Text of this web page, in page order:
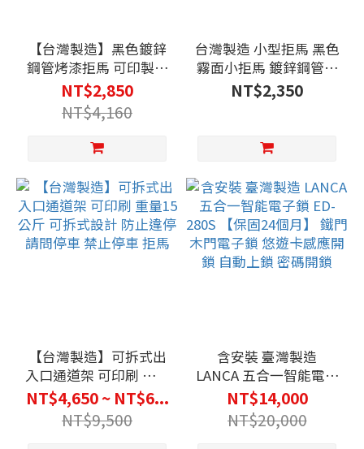
【台灣製造】黑色鍍鋅
鋼管烤漆拒馬 可印製彩
圖貼紙 高性價比 超重拒
馬 臺灣製造 客製印刷禁
止停車牌 防護柵欄 隔離
鋼製拒馬批發 交通管理
NT$2,850
NT$4,160
台灣製造 小型拒馬 黑色
霧面小拒馬 鍍鋅鋼管烤
漆 禁止停車 請勿停車
路障 開店用品 (消光黑/
耐用
NT$2,350
【台灣製造】可拆式出
入口通道架 可印刷 重量
15公斤 可拆式設計 防止
違停 請問停車 禁止停車
拒馬
NT$4,650 ~ NT$6...
NT$9,500
含安裝 臺灣製造
LANCA 五合一智能電子
鎖 ED-280S 【保固24個
月】 鐵門木門電子鎖 悠
遊卡感應開鎖 自動上鎖
NT$14,000
NT$20,000